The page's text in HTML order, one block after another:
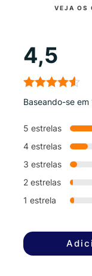
VEJA OS
4,5
Baseando-se
5 estrelas
4 estrelas
3 estrelas
2 estrelas
1 estrela